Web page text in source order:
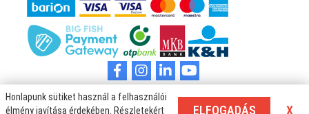
Rendelj ételt könnyedén az Éhenhalok.hu oldaláról és KajaPontokkal
Honlapunk sütiket használ a felhasználói
élmény javítása érdekében. Részletekért
ELFOGADÁS X